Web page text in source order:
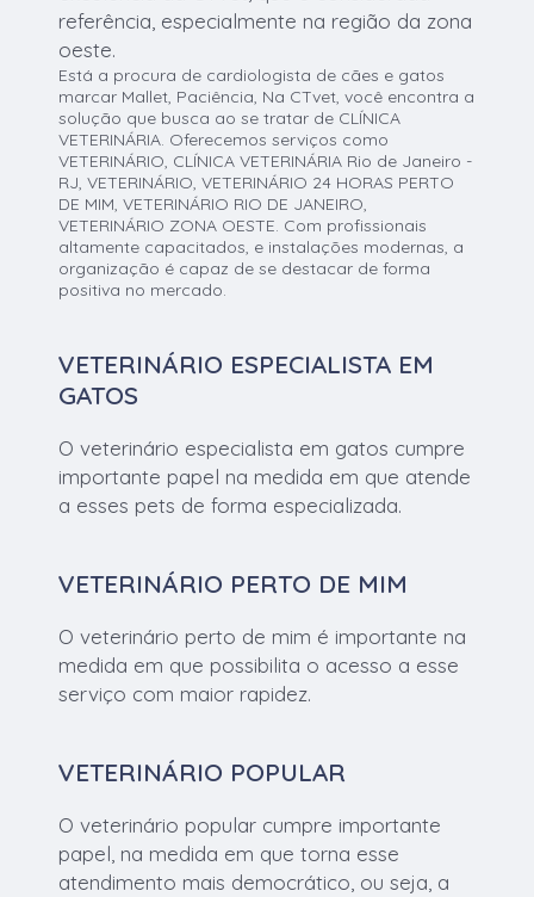
referência, especialmente na região da zona
oeste.
Está a procura de cardiologista de cães e gatos
marcar Mallet, Paciência, Na CTvet, você encontra a
solução que busca ao se tratar de CLÍNICA
VETERINÁRIA. Oferecemos serviços como
VETERINÁRIO, CLÍNICA VETERINÁRIA Rio de Janeiro -
RJ, VETERINÁRIO, VETERINÁRIO 24 HORAS PERTO
DE MIM, VETERINÁRIO RIO DE JANEIRO,
VETERINÁRIO ZONA OESTE. Com profissionais
altamente capacitados, e instalações modernas, a
organização é capaz de se destacar de forma
positiva no mercado.
VETERINÁRIO ESPECIALISTA EM
GATOS
O veterinário especialista em gatos cumpre
importante papel na medida em que atende
a esses pets de forma especializada.
VETERINÁRIO PERTO DE MIM
O veterinário perto de mim é importante na
medida em que possibilita o acesso a esse
serviço com maior rapidez.
VETERINÁRIO POPULAR
O veterinário popular cumpre importante
papel, na medida em que torna esse
atendimento mais democrático, ou seja, a